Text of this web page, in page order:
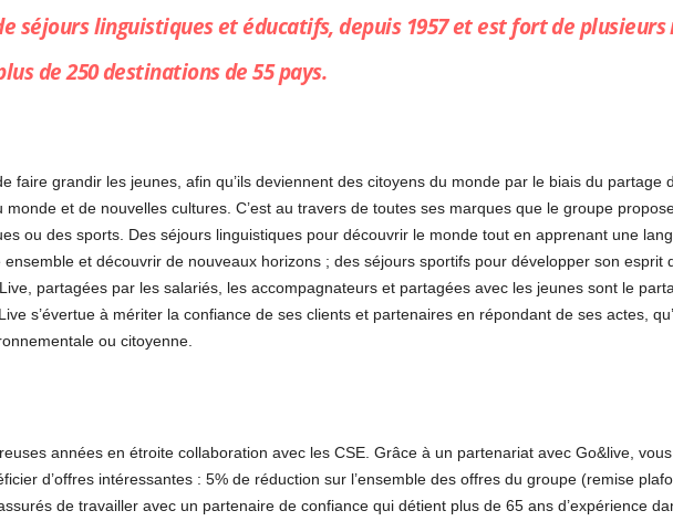
séjours linguistiques et éducatifs, depuis 1957 et est fort de
de 250 destinations de 55 pays.
faire grandir les jeunes, afin qu’ils deviennent des citoyens du monde par le biais du partage
et de nouvelles cultures. C’est au travers de toutes ses marques que le groupe
ou des sports. Des séjours linguistiques pour découvrir le monde tout en apprenant une
et découvrir de nouveaux horizons ; des séjours sportifs pour développer son esprit
partagées par les salariés, les accompagnateurs et partagées avec les jeunes sont le
s’évertue à mériter la confiance de ses clients et partenaires en répondant de ses actes,
ou citoyenne.
années en étroite collaboration avec les CSE. Grâce à un partenariat avec Go&live,
d’offres intéressantes : 5% de réduction sur l’ensemble des offres du groupe (remise
de travailler avec un partenaire de confiance qui détient plus de 65 ans d’expérience